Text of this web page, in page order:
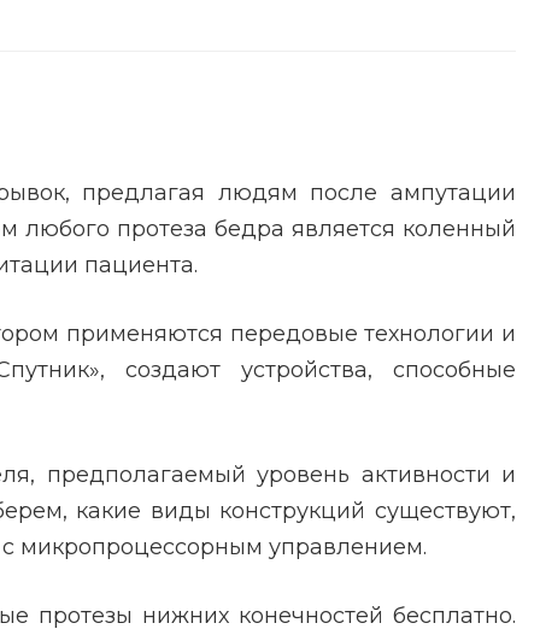
предлагая людям после ампутации
протеза бедра является коленный
пациента.
применяются передовые технологии и
создают устройства, способные
предполагаемый уровень активности и
какие виды конструкций существуют,
микропроцессорным управлением.
протезы нижних конечностей бесплатно.